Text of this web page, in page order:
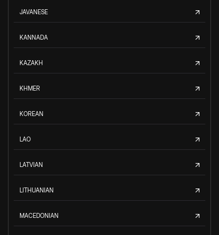
JAVANESE
KANNADA
KAZAKH
KHMER
KOREAN
LAO
LATVIAN
LITHUANIAN
MACEDONIAN